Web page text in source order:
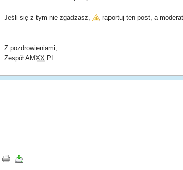
Jeśli się z tym nie zgadzasz, raportuj ten post, a
Z pozdrowieniami,
ZespółAMXX .PL